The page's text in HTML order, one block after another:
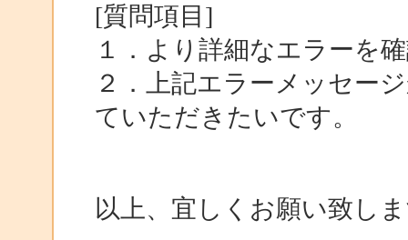
[質問項目]
１．より詳細なエラーを
２．上記エラーメッセー
ていただきたいです。
以上、宜しくお願い致し